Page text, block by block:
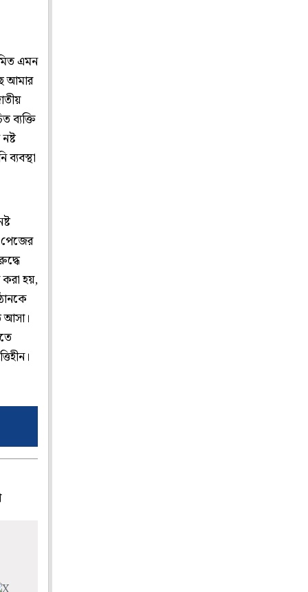
এমন
আমার
ব্যক্তি
করা হয়,
আসা।